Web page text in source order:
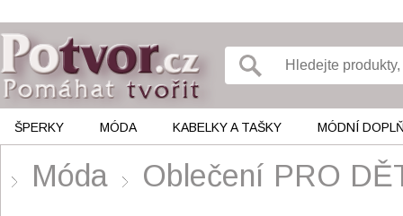
ŠPERKY MÓDA KABELKY A TAŠKY MÓDNÍ
Móda Oblečení PRO